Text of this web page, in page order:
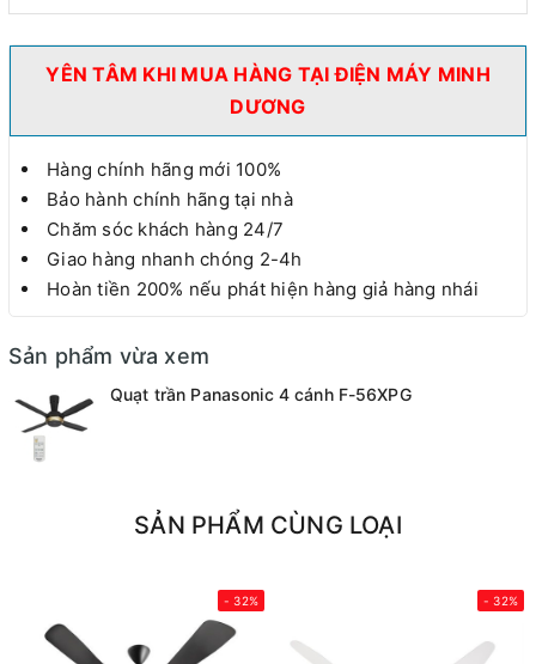
YÊN TÂM KHI MUA HÀNG TẠI ĐIỆN MÁY MINH
DƯƠNG
Hàng chính hãng mới 100%
Bảo hành chính hãng tại nhà
Chăm sóc khách hàng 24/7
Giao hàng nhanh chóng 2-4h
Hoàn tiền 200% nếu phát hiện hàng giả hàng nhái
Sản phẩm vừa xem
Quạt trần Panasonic 4 cánh F-56XPG
SẢN PHẨM CÙNG LOẠI
- 32% - 32%